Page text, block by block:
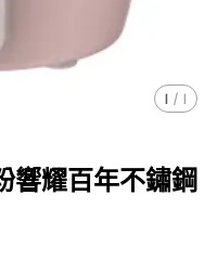
1 / 1
響耀百年不鏽鋼